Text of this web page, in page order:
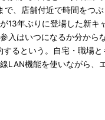
で、店舗付近で時間をつぶ
13年ぶりに登場した新キ
入はいつになるか分から
するという。自宅・職場
LAN機能を使いながら、